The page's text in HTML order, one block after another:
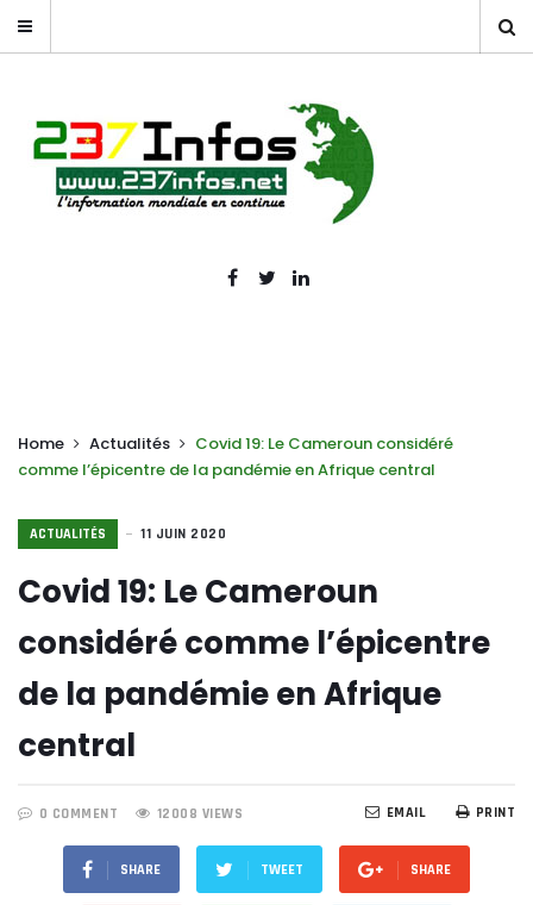
Home Actualités
Covid 19: Le Cameroun considéré
comme l’épicentre de la pandémie en Afrique central
ACTUALITÉS 11 JUIN 2020
Covid 19: Le Cameroun
considéré comme l’épicentre
de la pandémie en Afrique
central
0 COMMENT 12008 VIEWS PRINT
EMAIL
SHARE TWEET SHARE